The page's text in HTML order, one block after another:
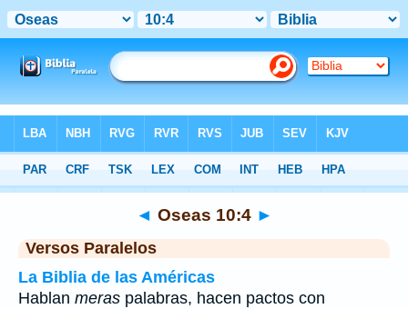
>Oseas> Capítulo 10 > Verso 4
◄ Oseas 10:4 ►
Versos Paralelos
La Biblia de las Américas
Hablan meras palabras, hacen pactos con